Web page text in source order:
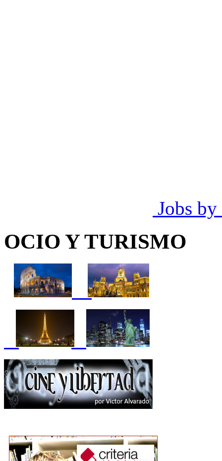
Jobs by
OCIO Y TURISMO